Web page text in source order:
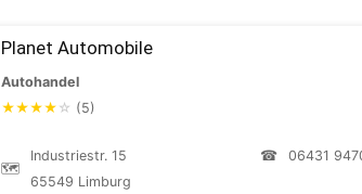
Planet Automobile
Autohandel
★★★★ ☆ (5)
🗺
Industriestr. 15
65549 Limburg
☎ 06431